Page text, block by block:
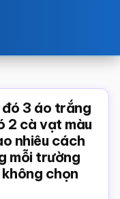
3 áo trắng
2 cà vạt màu
nhiêu cách
mỗi trường
chọn